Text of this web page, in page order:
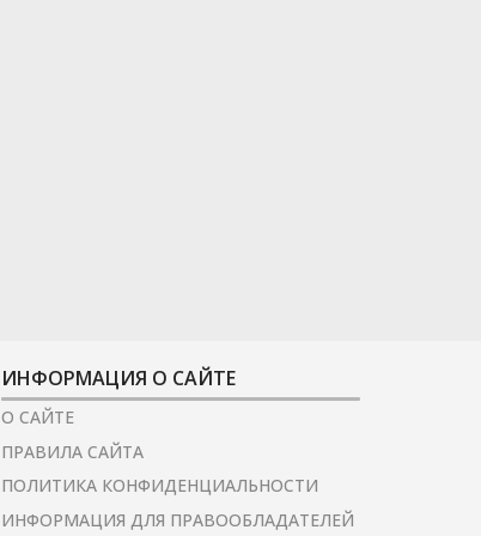
ИНФОРМАЦИЯ О САЙТЕ
О САЙТЕ
ПРАВИЛА САЙТА
ПОЛИТИКА КОНФИДЕНЦИАЛЬНОСТИ
ИНФОРМАЦИЯ ДЛЯ ПРАВООБЛАДАТЕЛЕЙ